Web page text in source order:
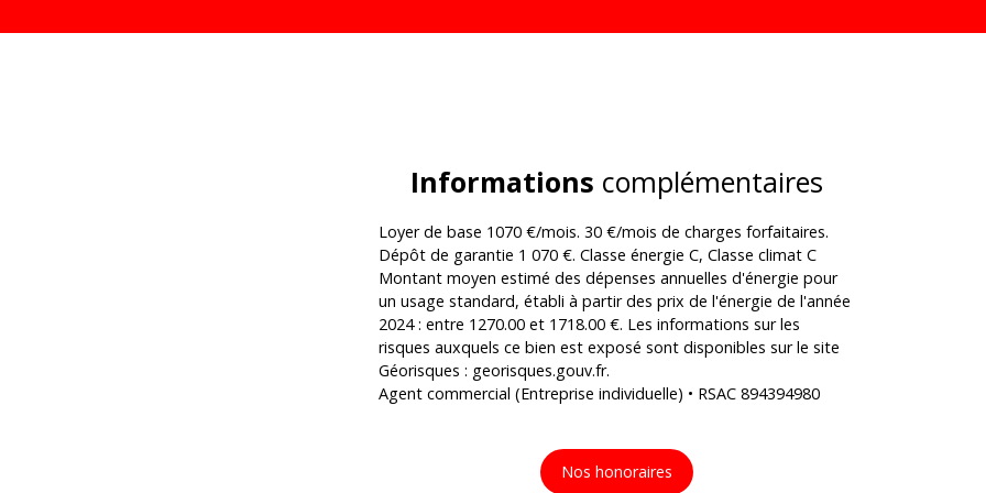
Informations complémentaires
Loyer de base 1070 €/mois. 30 €/mois de charges forfaitaires.
Dépôt de garantie 1 070 €. Classe énergie C, Classe climat C
Montant moyen estimé des dépenses annuelles d'énergie pour
un usage standard, établi à partir des prix de l'énergie de l'année
2024 : entre 1270.00 et 1718.00 €. Les informations sur les
risques auxquels ce bien est exposé sont disponibles sur le site
Géorisques : georisques.gouv.fr.
Agent commercial (Entreprise individuelle) • RSAC 894394980
Nos honoraires